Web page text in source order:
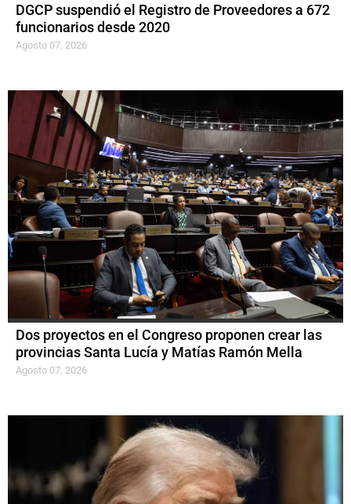
DGCP suspendió el Registro de Proveedores a 672
funcionarios desde 2020
Agosto 07, 2026
Dos proyectos en el Congreso proponen crear las
provincias Santa Lucía y Matías Ramón Mella
Agosto 07, 2026